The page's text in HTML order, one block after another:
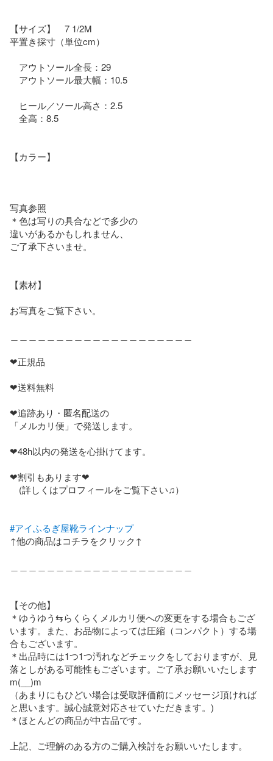
【サイズ】　7 1/2M
平置き採寸（単位cm）
アウトソール全長：29
アウトソール最大幅：10.5
ヒール／ソール高さ：2.5
全高：8.5
【カラー】
写真参照
＊色は写りの具合などで多少の
違いがあるかもしれません、
ご了承下さいませ。
【素材】
お写真をご覧下さい。
❤︎正規品
❤︎送料無料
❤︎追跡あり・匿名配送の
「メルカリ便」で発送します。
❤︎48h以内の発送を心掛けてます。
❤︎割引もあります❤︎
(詳しくはプロフィールをご覧下さい♫）
#アイふるぎ屋靴ラインナップ
↑他の商品はコチラをクリック↑
【その他】
＊ゆうゆう⇆らくらくメルカリ便への変更をする場合もござ
います。また、お品物によっては圧縮（コンパクト）する場
合もございます。
＊出品時には1つ1つ汚れなどチェックをしておりますが、見
落としがある可能性もございます。ご了承お願いいたします
m(__)m
（あまりにもひどい場合は受取評価前にメッセージ頂ければ
と思います。誠心誠意対応させていただきます。)
＊ほとんどの商品が中古品です。
上記、ご理解のある方のご購入検討をお願いいたします。